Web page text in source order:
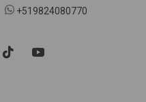
+519824080770